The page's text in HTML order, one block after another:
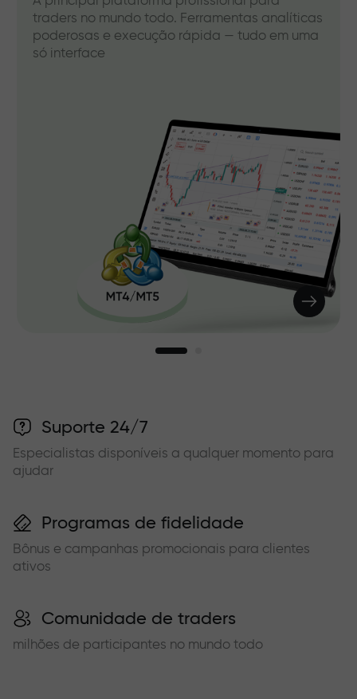
traders no mundo todo. Ferramentas analíticas
poderosas e execução rápida — tudo em uma
só interface
Suporte 24/7
Especialistas disponíveis a qualquer momento para
ajudar
Programas de fidelidade
Bônus e campanhas promocionais para clientes
ativos
Comunidade de traders
milhões de participantes no mundo todo